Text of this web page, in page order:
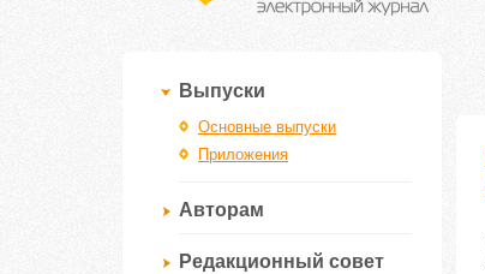
Выпуски
Основные выпуски
Приложения
Авторам
Редакционный совет